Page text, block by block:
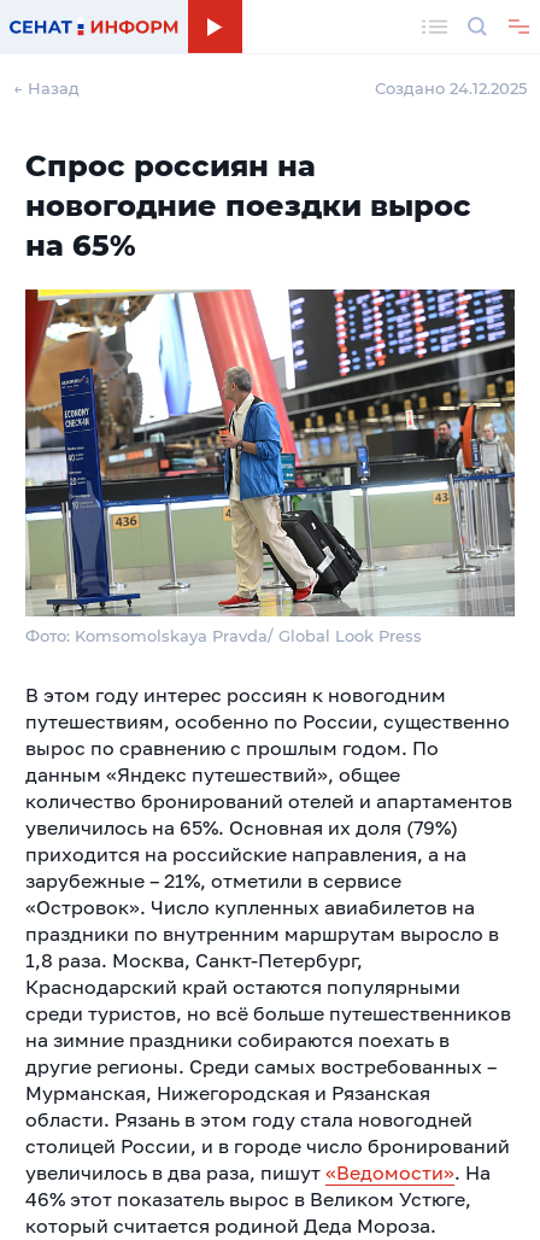
← Назад Создано 24.12.2025
Спрос россиян на
новогодние поездки вырос
на 65%
Фото: Komsomolskaya Pravda/ Global Look Press
В этом году интерес россиян к новогодним
путешествиям, особенно по России, существенно
вырос по сравнению с прошлым годом. По
данным «Яндекс путешествий», общее
количество бронирований отелей и апартаментов
увеличилось на 65%. Основная их доля (79%)
приходится на российские направления, а на
зарубежные – 21%, отметили в сервисе
«Островок». Число купленных авиабилетов на
праздники по внутренним маршрутам выросло в
1,8 раза. Москва, Санкт-Петербург,
Краснодарский край остаются популярными
среди туристов, но всё больше путешественников
на зимние праздники собираются поехать в
другие регионы. Среди самых востребованных –
Мурманская, Нижегородская и Рязанская
области. Рязань в этом году стала новогодней
столицей России, и в городе число бронирований
увеличилось в два раза, пишут «Ведомости». На
46% этот показатель вырос в Великом Устюге,
который считается родиной Деда Мороза.